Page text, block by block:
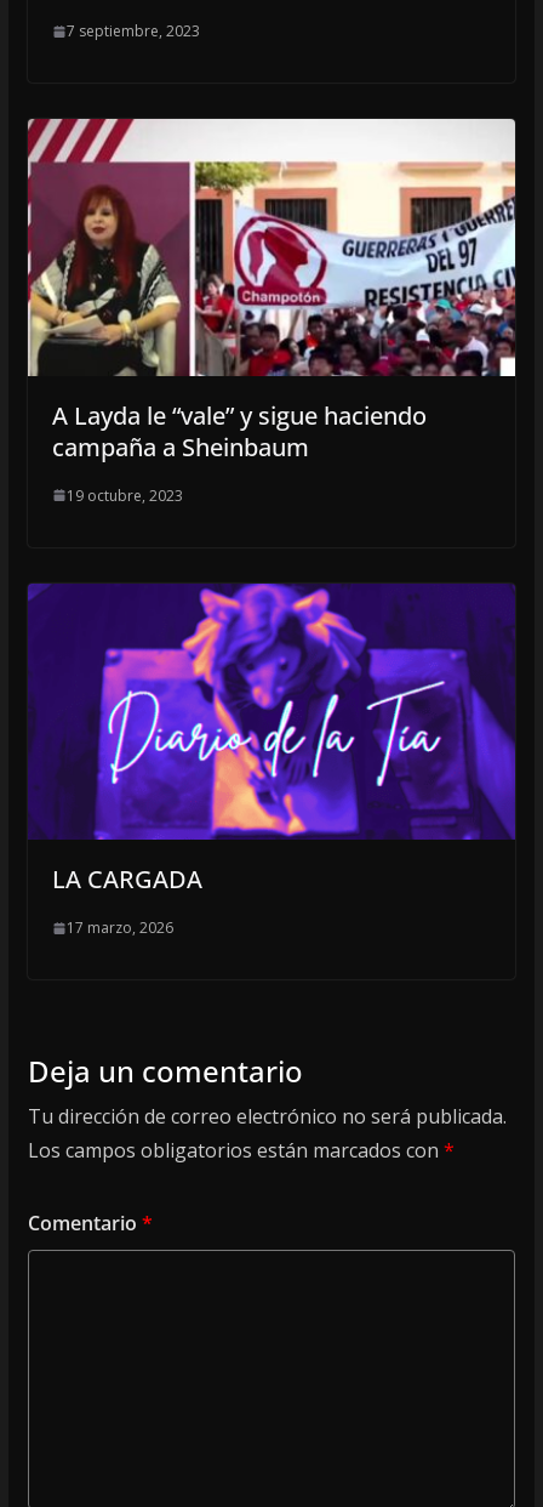
7 septiembre, 2023
A Layda le “vale” y sigue haciendo
campaña a Sheinbaum
19 octubre, 2023
LA CARGADA
17 marzo, 2026
Deja un comentario
Tu dirección de correo electrónico no será publicada.
Los campos obligatorios están marcados con *
Comentario *